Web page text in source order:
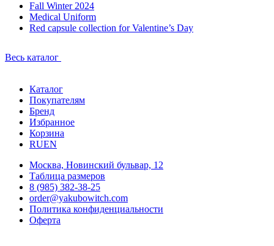
Fall Winter 2024
Medical Uniform
Red capsule collection for Valentine’s Day
Весь каталог
Каталог
Покупателям
Бренд
Избранное
Корзина
RUEN
Москва, Новинский бульвар, 12
Таблица размеров
8 (985) 382-38-25
order@yakubowitch.com
Политика конфиденциальности
Оферта